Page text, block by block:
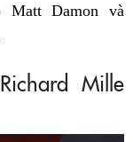
Damon và
Mille